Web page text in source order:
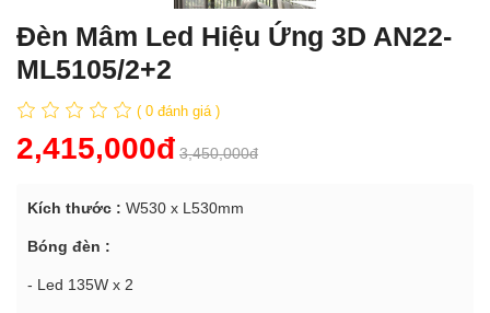
Đèn Mâm Led Hiệu Ứng 3D AN22-
ML5105/2+2
( 0 đánh giá )
2,415,000đ 3,450,000đ
Kích thước : W530 x L530mm
Bóng đèn :
- Led 135W x 2